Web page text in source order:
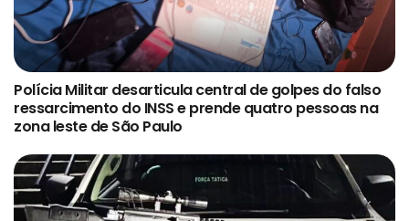
Polícia Militar desarticula central de golpes do falso
ressarcimento do INSS e prende quatro pessoas na
zona leste de São Paulo